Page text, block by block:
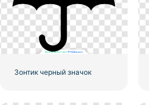
Зонтик черный значок